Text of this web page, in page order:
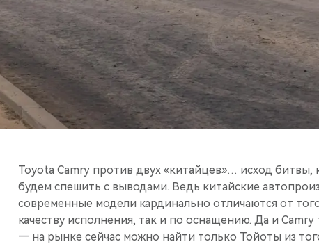
Toyota Camry против двух «китайцев»… исход
будем спешить с выводами. Ведь китайские
современные модели кардинально отличаются от
качеству исполнения, так и по оснащению. Да и
— на рынке сейчас можно найти только Тойоты из